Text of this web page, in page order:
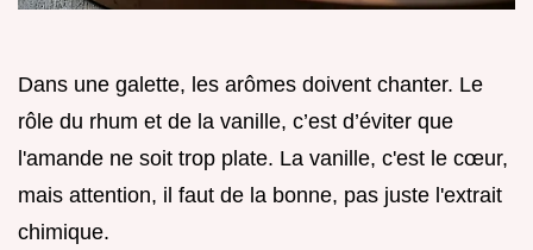
Dans une galette, les arômes doivent chanter. Le
rôle du rhum et de la vanille, c’est d’éviter que
l'amande ne soit trop plate. La vanille, c'est le cœur,
mais attention, il faut de la bonne, pas juste l'extrait
chimique.